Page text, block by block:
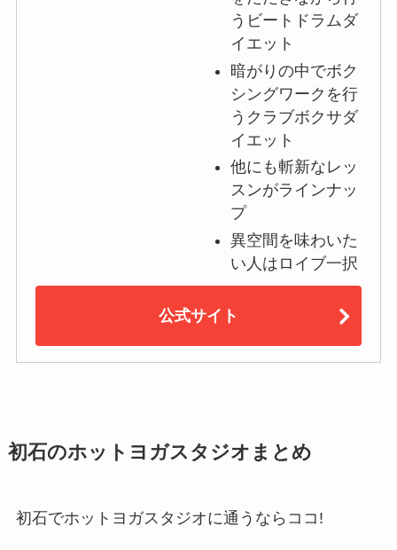
うビートドラムダ
イエット
暗がりの中でボク
シングワークを行
うクラブボクサダ
イエット
他にも斬新なレッ
スンがラインナッ
プ
異空間を味わいた
い人はロイブ一択
公式サイト
初石のホットヨガスタジオまとめ
初石でホットヨガスタジオに通うならココ!